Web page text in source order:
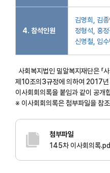
4. 참석인원
김명희, 김
정형석, 홍정
신명철, 임수
사회복지법인 밀알복지재단은 「
제10조의3규정에 의하여 2017
이사회회의록을 붙임과 같이 공개
※ 이사회회의록은 첨부파일을 참
첨부파일
145차 이사회의록